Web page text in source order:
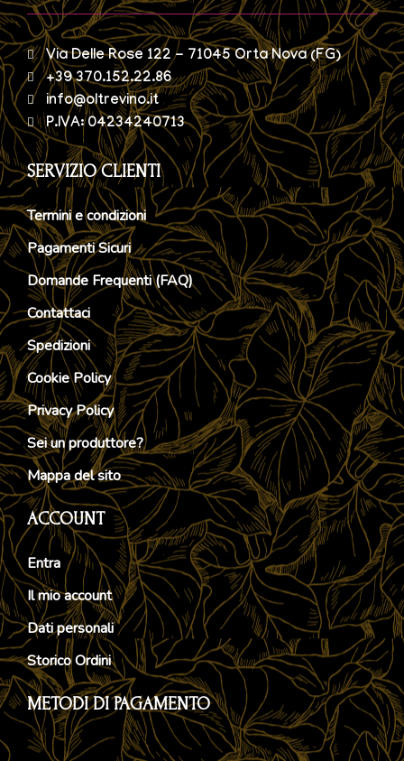
Via Delle Rose 122 - 71045 Orta Nova (FG)
+39 370.152.22.86
info@oltrevino.it
P.IVA: 04234240713
SERVIZIO CLIENTI
Termini e condizioni
Pagamenti Sicuri
Domande Frequenti (FAQ)
Contattaci
Spedizioni
Cookie Policy
Privacy Policy
Sei un produttore?
Mappa del sito
ACCOUNT
Entra
Il mio account
Dati personali
Storico Ordini
METODI DI PAGAMENTO